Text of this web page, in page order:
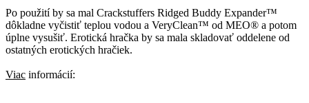
Po použití by sa mal Crackstuffers Ridged Buddy Expander™
dôkladne vyčistiť teplou vodou a VeryClean™ od MEO® a potom
úplne vysušiť. Erotická hračka by sa mala skladovať oddelene od
ostatných erotických hračiek.
Viac informácií: